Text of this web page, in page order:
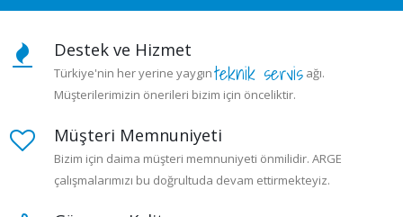
Destek ve Hizmet
Türkiye'nin her yerine yaygınteknik servis ağı.
Müşterilerimizin önerileri bizim için önceliktir.
Müşteri Memnuniyeti
Bizim için daima müşteri memnuniyeti önmilidir. ARGE
çalışmalarımızı bu doğrultuda devam ettirmekteyiz.